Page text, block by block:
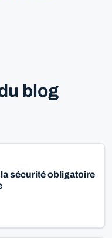
blog
sécurité obligatoire